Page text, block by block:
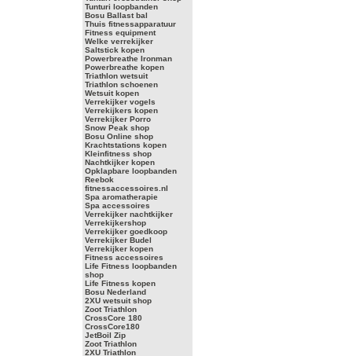
Tunturi loopbanden
Bosu Ballast bal
Thuis fitnessapparatuur
Fitness equipment
Welke verrekijker
Saltstick kopen
Powerbreathe Ironman
Powerbreathe kopen
Triathlon wetsuit
Triathlon schoenen
Wetsuit kopen
Verrekijker vogels
Verrekijkers kopen
Verrekijker Porro
Snow Peak shop
Bosu Online shop
Krachtstations kopen
Kleinfitness shop
Nachtkijker kopen
Opklapbare loopbanden
Reebok
fitnessaccessoires.nl
Spa aromatherapie
Spa accessoires
Verrekijker nachtkijker
Verrekijkershop
Verrekijker goedkoop
Verrekijker Budel
Verrekijker kopen
Fitness accessoires
Life Fitness loopbanden
shop
Life Fitness kopen
Bosu Nederland
2XU wetsuit shop
Zoot Triathlon
CrossCore 180
CrossCore180
JetBoil Zip
Zoot Triathlon
2XU Triathlon